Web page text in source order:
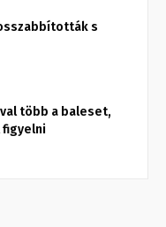
s
több a baleset,
figyelni